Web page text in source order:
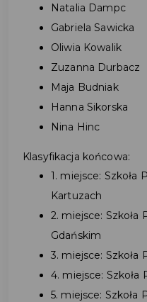
Natalia Dampc
Gabriela Sawicka
Oliwia Kowalik
Zuzanna Durbacz
Maja Budniak
Hanna Sikorska
Nina Hinc
Klasyfikacja końcowa:
1. miejsce: Szkoła
Kartuzach
2. miejsce:
Gdańskim
3. miejsce: Szkoła
4. miejsce: Szkoła
5. miejsce: Szkoła